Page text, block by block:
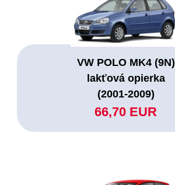
VW POLO MK4 (9N)
lakťová opierka
(2001-2009)
66,70 EUR